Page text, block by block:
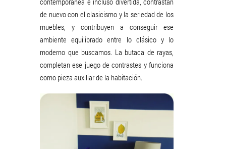
de nuevo con el clasicismo y la seriedad de los
muebles, y contribuyen a conseguir ese
ambiente equilibrado entre lo clásico y lo
moderno que buscamos. La butaca de rayas,
completan ese juego de contrastes y funciona
como pieza auxiliar de la habitación.